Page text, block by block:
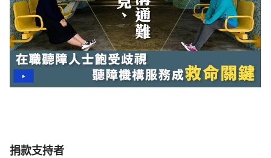
捐款支持者